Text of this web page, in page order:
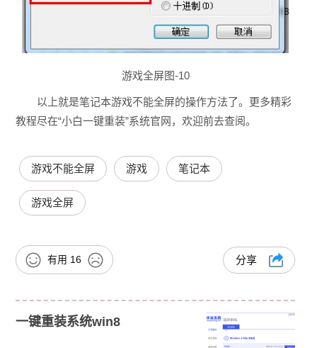
游戏全屏图-10
以上就是笔记本游戏不能全屏的操作方法了。更多精彩
教程尽在“小白一键重装”系统官网，欢迎前去查阅。
游戏不能全屏 游戏 笔记本
游戏全屏
有用 16 分享
一键重装系统win8